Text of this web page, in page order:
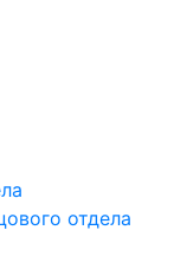
отдела